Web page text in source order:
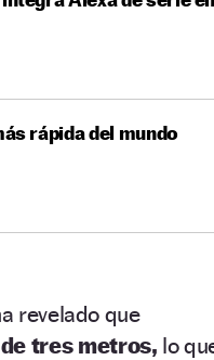
rápida del mundo
revelado que
tres metros, lo